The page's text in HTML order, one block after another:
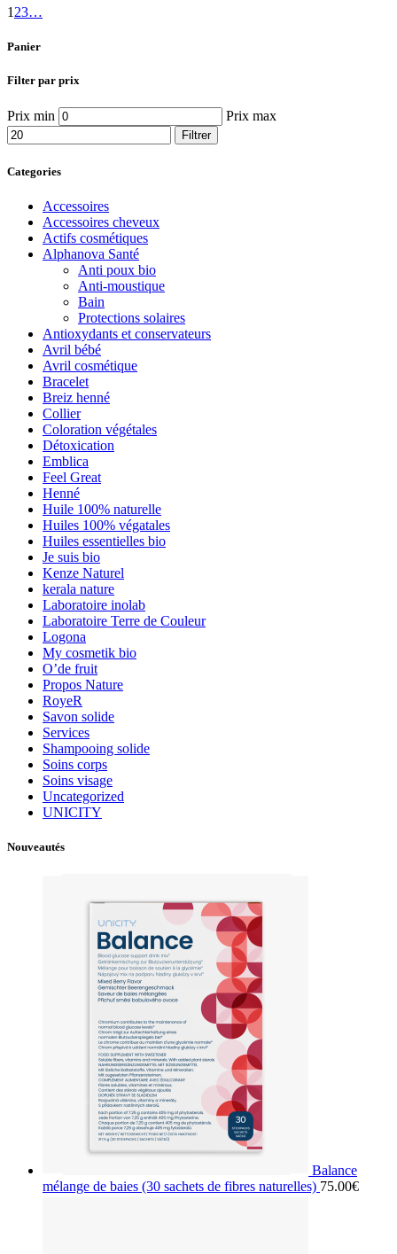
1 23…
Panier
Filter par prix
Prix min Prix max
Filtrer
Categories
Accessoires
Accessoires cheveux
Actifs cosmétiques
Alphanova Santé
Anti poux bio
Anti-moustique
Bain
Protections solaires
Antioxydants et conservateurs
Avril bébé
Avril cosmétique
Bracelet
Breiz henné
Collier
Coloration végétales
Détoxication
Emblica
Feel Great
Henné
Huile 100% naturelle
Huiles 100% végatales
Huiles essentielles bio
Je suis bio
Kenze Naturel
kerala nature
Laboratoire inolab
Laboratoire Terre de Couleur
Logona
My cosmetik bio
O’de fruit
Propos Nature
RoyeR
Savon solide
Services
Shampooing solide
Soins corps
Soins visage
Uncategorized
UNICITY
Nouveautés
Balance
mélange de baies (30 sachets de fibres naturelles) 75.00€